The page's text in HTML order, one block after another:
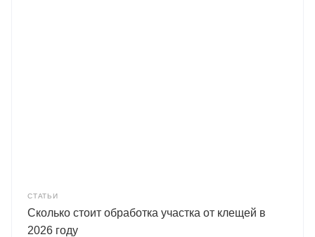
СТАТЬИ
Сколько стоит обработка участка от клещей в
2026 году